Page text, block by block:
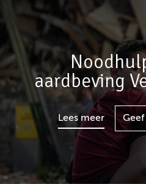
aardbeving
Lees meer Geef